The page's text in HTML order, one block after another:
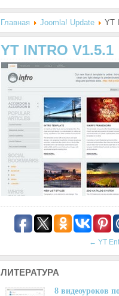
Главная Joomla! Update YT
YT INTRO V1.5.1
← YT
ЛИТЕРАТУРА
8 видеоуроков